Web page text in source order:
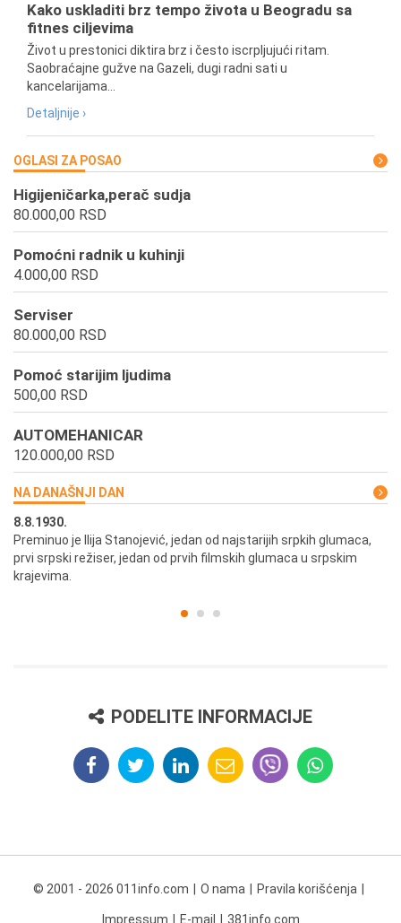
Kako uskladiti brz tempo života u Beogradu sa
fitnes ciljevima
Život u prestonici diktira brz i često iscrpljujući ritam.
Saobraćajne gužve na Gazeli, dugi radni sati u
kancelarijama...
Detaljnije ›
OGLASI ZA POSAO
Higijeničarka,perač sudja
80.000,00 RSD
Pomoćni radnik u kuhinji
4.000,00 RSD
Serviser
80.000,00 RSD
Pomoć starijim ljudima
500,00 RSD
AUTOMEHANICAR
120.000,00 RSD
NA DANAŠNJI DAN
8.8.1930.
Preminuo je Ilija Stanojević, jedan od najstarijih srpkih glumaca,
prvi srpski režiser, jedan od prvih filmskih glumaca u srpskim
krajevima.
PODELITE INFORMACIJE
© 2001 - 2026 011info.com O nama Pravila korišćenja
Impressum E-mail 381info.com